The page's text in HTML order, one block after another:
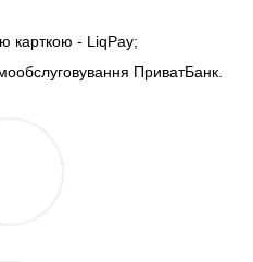
карткою - LiqPay;
ПриватБанк.